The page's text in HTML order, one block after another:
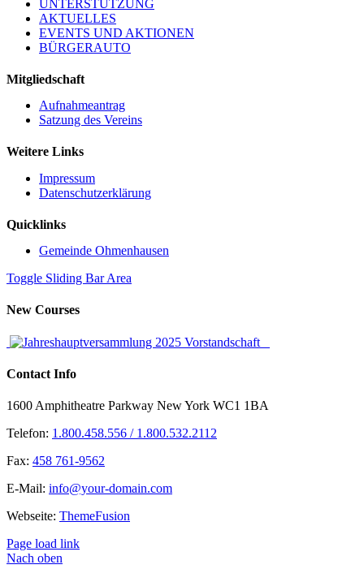
UNTERSTÜTZUNG
AKTUELLES
EVENTS UND AKTIONEN
BÜRGERAUTO
Mitgliedschaft
Aufnahmeantrag
Satzung des Vereins
Weitere Links
Impressum
Datenschutzerklärung
Quicklinks
Gemeinde Ohmenhausen
Toggle Sliding Bar Area
New Courses
Contact Info
1600 Amphitheatre Parkway New York WC1 1BA
Telefon: 1.800.458.556 / 1.800.532.2112
Fax: 458 761-9562
E-Mail: info@your-domain.com
Webseite: ThemeFusion
Page load link
Nach oben